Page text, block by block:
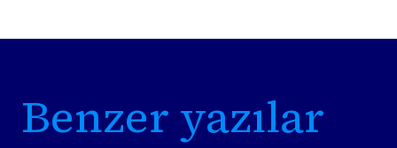
Benzer yazılar